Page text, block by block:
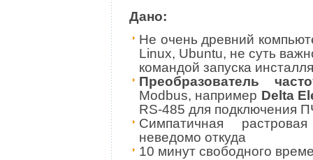
Дано:
Не очень древний
Linux, Ubuntu, не суть
командой запуска
Преобразователь
Modbus, например Delta
RS-485 для подключения
Cимпатичная
неведомо откуда
10 минут свободного